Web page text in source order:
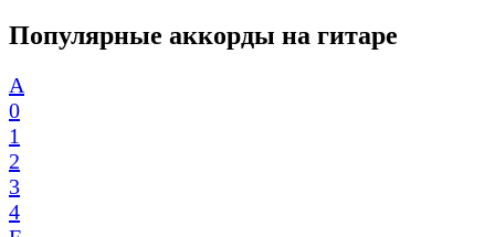
Популярные аккорды на гитаре
A
0
1
2
3
4